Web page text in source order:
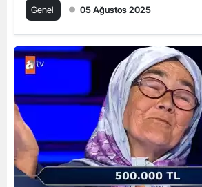
Genel 05 Ağustos 2025